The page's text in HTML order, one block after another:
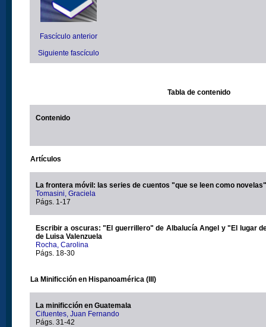
Fascículo anterior
Siguiente fascículo
Tabla de contenido
Contenido
Artículos
La frontera móvil: las series de cuentos "que se leen como novelas"
Tomasini, Graciela
Págs. 1-17
Escribir a oscuras: "El guerrillero" de Albalucía Angel y "El lugar
de Luisa Valenzuela
Rocha, Carolina
Págs. 18-30
La Minificción en Hispanoamérica (III)
La minificción en Guatemala
Cifuentes, Juan Fernando
Págs. 31-42